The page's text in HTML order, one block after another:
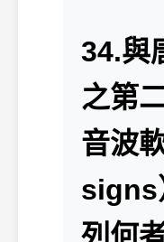
34.與
之第
音波
signs